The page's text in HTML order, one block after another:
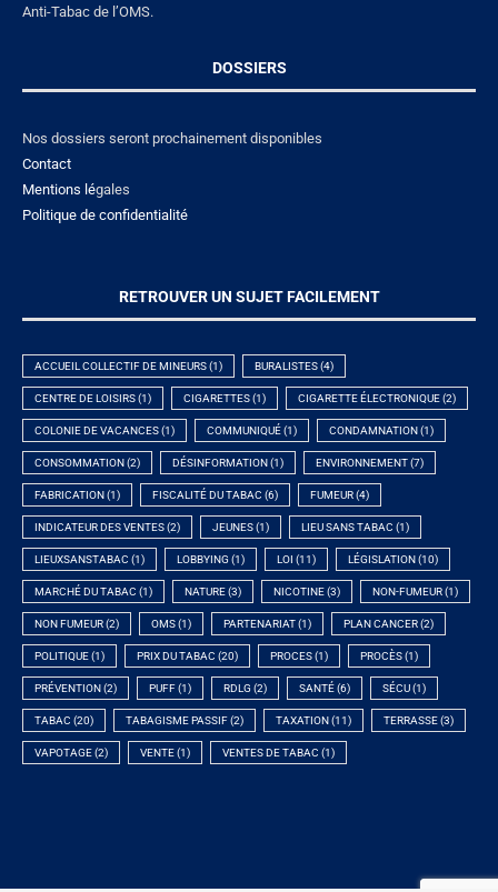
Anti-Tabac de l’OMS.
DOSSIERS
Nos dossiers seront prochainement disponibles
Contact
Mentions légales
Politique de confidentialité
RETROUVER UN SUJET FACILEMENT
ACCUEIL COLLECTIF DE MINEURS(1) BURALISTES(4)
CENTRE DE LOISIRS(1) CIGARETTES(1) CIGARETTE ÉLECTRONIQUE(2)
COLONIE DE VACANCES(1) COMMUNIQUÉ(1) CONDAMNATION (1)
CONSOMMATION (2) DÉSINFORMATION (1) ENVIRONNEMENT(7)
FABRICATION (1) FISCALITÉ DU TABAC (6) FUMEUR(4)
INDICATEUR DES VENTES(2) JEUNES(1) LIEU SANS TABAC (1)
LIEUXSANSTABAC (1) LOBBYING (1) LOI (11) LÉGISLATION (10)
MARCHÉ DU TABAC (1) NATURE(3) NICOTINE(3) NON-FUMEUR(1)
NON FUMEUR(2) OMS(1) PARTENARIAT(1) PLAN CANCER(2)
POLITIQUE(1) PRIX DU TABAC (20) PROCES(1) PROCÈS(1)
PRÉVENTION (2) PUFF(1) RDLG (2) SANTÉ(6) SÉCU(1)
TABAC (20) TABAGISME PASSIF(2) TAXATION (11) TERRASSE(3)
VAPOTAGE(2) VENTE(1) VENTES DE TABAC (1)